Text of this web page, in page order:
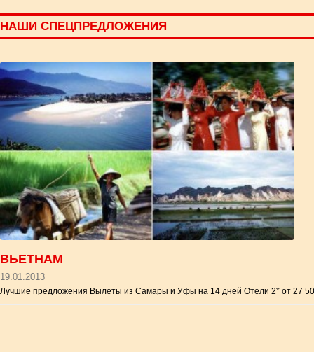
НАШИ СПЕЦПРЕДЛОЖЕНИЯ
ВЬЕТНАМ
19.01.2013
Лучшие предложения Вылеты из Самары и Уфы на 14 дней Отели 2* от 27